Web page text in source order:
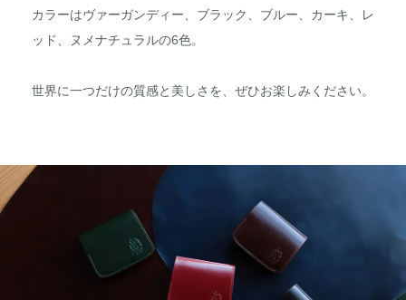
カラーはヴァーガンディー、ブラック、ブルー、カーキ、レ
ッド、ヌメナチュラルの6色。
世界に一つだけの質感と美しさを、ぜひお楽しみください。